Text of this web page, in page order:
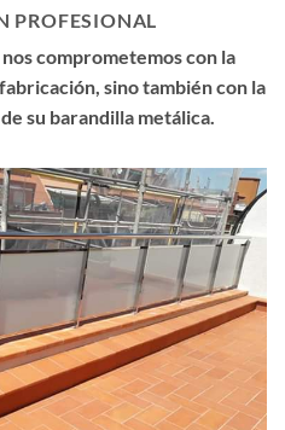
PROFESIONAL
comprometemos con la
sino también con la
su barandilla metálica.